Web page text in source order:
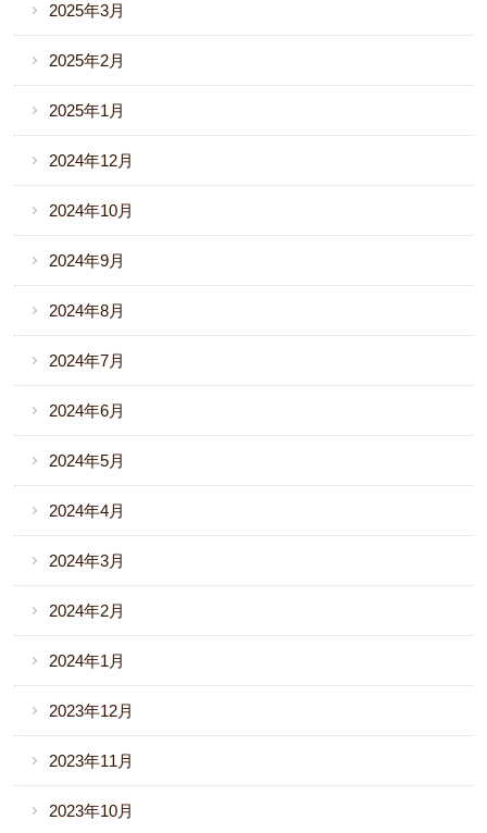
2025年3月
2025年2月
2025年1月
2024年12月
2024年10月
2024年9月
2024年8月
2024年7月
2024年6月
2024年5月
2024年4月
2024年3月
2024年2月
2024年1月
2023年12月
2023年11月
2023年10月